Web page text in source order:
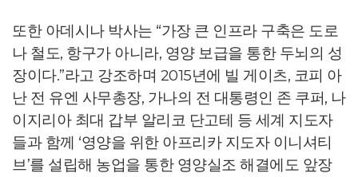
또한 아데시나 박사는 “가장 큰 인프라 구축은 도로
나 철도, 항구가 아니라, 영양 보급을 통한 두뇌의 성
장이다.”라고 강조하며 2015년에 빌 게이츠, 코피 아
난 전 유엔 사무총장, 가나의 전 대통령인 존 쿠퍼, 나
이지리아 최대 갑부 알리코 단고테 등 세계 지도자
들과 함께 ‘영양을 위한 아프리카 지도자 이니셔티
브’를 설립해 농업을 통한 영양실조 해결에도 앞장